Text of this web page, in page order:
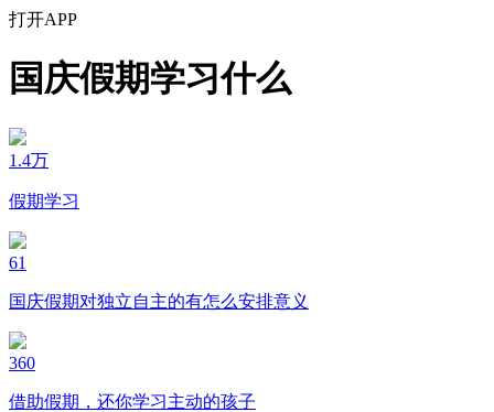
打开APP
国庆假期学习什么
1.4万
假期学习
61
国庆假期对独立自主的有怎么安排意义
360
借助假期，还你学习主动的孩子